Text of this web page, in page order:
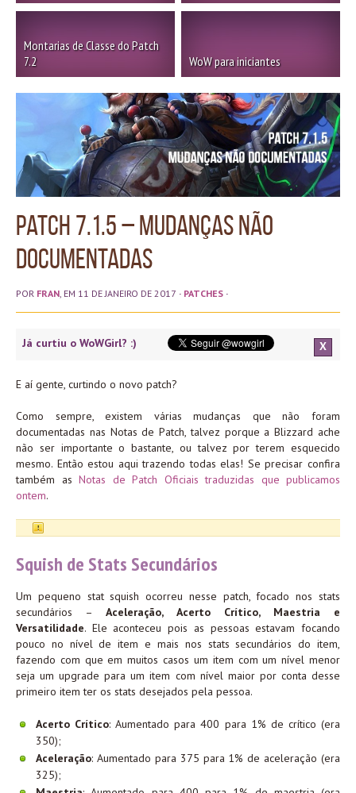
Montarias de Classe do Patch
7.2
WoW para iniciantes
Patch 7.1.5 – Mudanças não
documentadas
POR FRAN , EM 11 DE JANEIRO DE 2017 · PATCHES ·
Já curtiu o WoWGirl? :) X
E aí gente, curtindo o novo patch?
Como sempre, existem várias mudanças que não foram
documentadas nas Notas de Patch, talvez porque a Blizzard ache
não ser importante o bastante, ou talvez por terem esquecido
mesmo. Então estou aqui trazendo todas elas! Se precisar confira
também as Notas de Patch Oficiais traduzidas que publicamos
ontem.
Squish de Stats Secundários
Um pequeno stat squish ocorreu nesse patch, focado nos stats
secundários –Aceleração, Acerto Crítico, Maestria e
Versatilidade. Ele aconteceu pois as pessoas estavam focando
pouco no nível de item e mais nos stats secundários do item,
fazendo com que em muitos casos um item com um nível menor
seja um upgrade para um item com nível maior por conta desse
primeiro item ter os stats desejados pela pessoa.
Acerto Crítico: Aumentado para 400 para 1% de crítico (era
350);
Aceleração: Aumentado para 375 para 1% de aceleração (era
325);